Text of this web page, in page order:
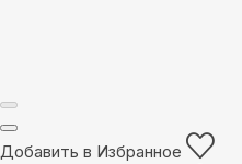
Добавить в Избранное